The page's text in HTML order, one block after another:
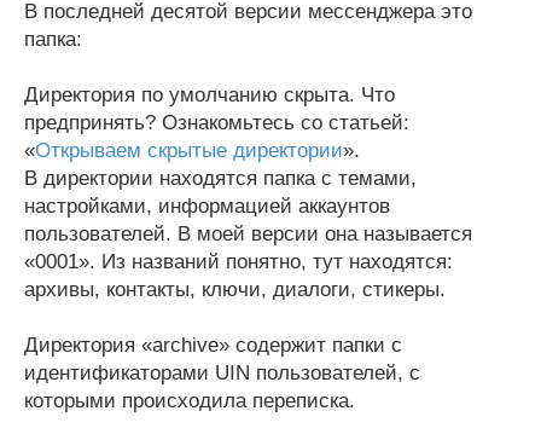
В последней десятой версии мессенджера это
папка:
Директория по умолчанию скрыта. Что
предпринять? Ознакомьтесь со статьей:
«Открываем скрытые директории».
В директории находятся папка с темами,
настройками, информацией аккаунтов
пользователей. В моей версии она называется
«0001». Из названий понятно, тут находятся:
архивы, контакты, ключи, диалоги, стикеры.
Директория «archive» содержит папки с
идентификаторами UIN пользователей, с
которыми происходила переписка.